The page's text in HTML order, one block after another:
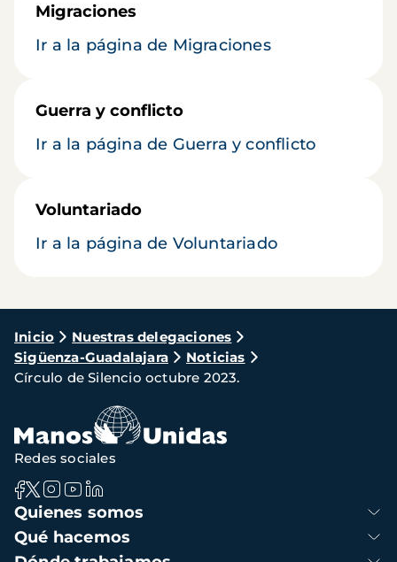
Migraciones
Ir a la página de Migraciones
Guerra y conflicto
Ir a la página de Guerra y conflicto
Voluntariado
Ir a la página de Voluntariado
Ruta
de
navegación
Inicio
Nuestras delegaciones
Sigüenza-Guadalajara
Noticias
Círculo de Silencio octubre 2023.
Navegación
principal
Quienes somos
Qué hacemos
Redes sociales